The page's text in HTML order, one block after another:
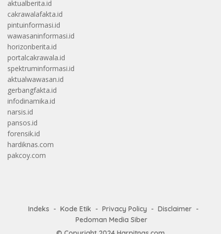
aktualberita.id
cakrawalafakta.id
pintuinformasi.id
wawasaninformasi.id
horizonberita.id
portalcakrawala.id
spektruminformasi.id
aktualwawasan.id
gerbangfakta.id
infodinamika.id
narsis.id
pansos.id
forensik.id
hardiknas.com
pakcoy.com
Indeks Kode Etik Privacy Policy
Disclaimer
Pedoman Media Siber